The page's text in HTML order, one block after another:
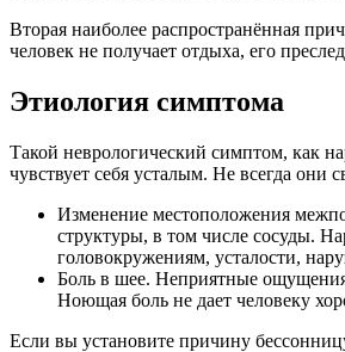
Вторая наиболее распространённая
человек не получает отдыха, его
Этиология симптома
Такой неврологический симптом, как
чувствует себя усталым. Не всегда
Изменение местоположения
структуры, в том числе сосуды.
головокружениям, усталости,
Боль в шее. Неприятные
Ноющая боль не дает человеку
Если вы установите причину